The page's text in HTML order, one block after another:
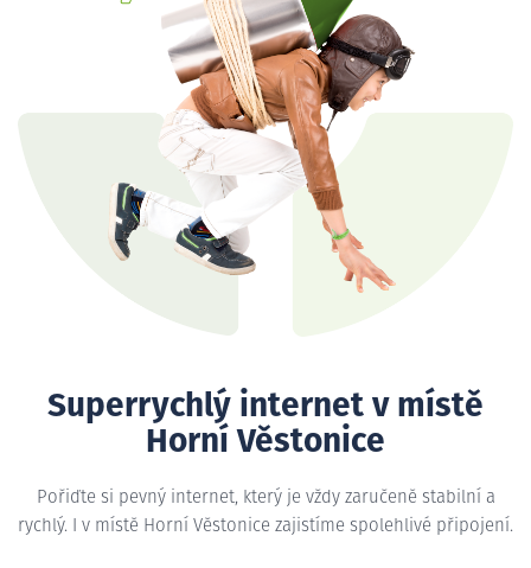
Superrychlý internet v místě
Horní Věstonice
Pořiďte si pevný internet, který je vždy zaručeně stabilní a
rychlý. I v místě Horní Věstonice zajistíme spolehlivé připojení.